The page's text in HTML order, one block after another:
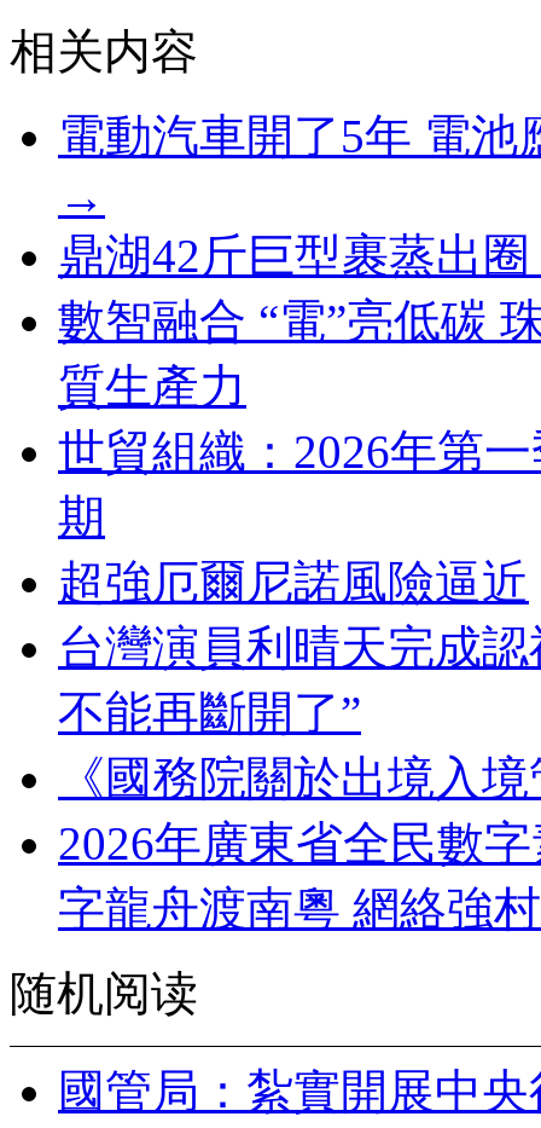
相关内容
電動汽車開了5年 電
→
鼎湖42斤巨型裹蒸出
數智融合 “電”亮低碳
質生產力
世貿組織：2026年第
期
超強厄爾尼諾風險逼近
台灣演員利晴天完成
不能再斷開了”
《國務院關於出境入
2026年廣東省全民數
字龍舟渡南粵 網絡強
随机阅读
國管局：紮實開展中